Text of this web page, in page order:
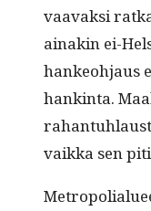
vaavak­si
ainakin ei-
han­keo­h­jaus
han­k­in­ta.
vaik­ka sen